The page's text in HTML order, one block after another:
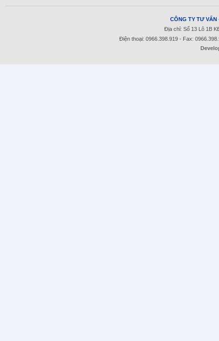
CÔNG TY TƯ
Địa chỉ: Số 13 Lô 1B
Điện thoại: 0966.398.919 - Fax: